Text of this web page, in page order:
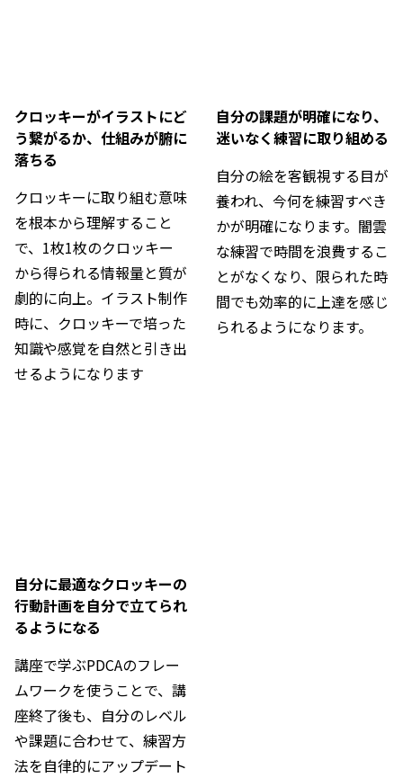
クロッキーがイラストにど
う繋がるか、仕組みが腑に
落ちる
クロッキーに取り組む意味
を根本から理解すること
で、1枚1枚のクロッキー
から得られる情報量と質が
劇的に向上。イラスト制作
時に、クロッキーで培った
知識や感覚を自然と引き出
せるようになります
自分の課題が明確になり、
迷いなく練習に取り組める
自分の絵を客観視する目が
養われ、今何を練習すべき
かが明確になります。闇雲
な練習で時間を浪費するこ
とがなくなり、限られた時
間でも効率的に上達を感じ
られるようになります。
自分に最適なクロッキーの
行動計画を自分で立てられ
るようになる
講座で学ぶPDCAのフレー
ムワークを使うことで、講
座終了後も、自分のレベル
や課題に合わせて、練習方
法を自律的にアップデート